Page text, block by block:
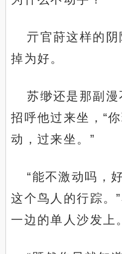
亓官莳这样的
掉为好。
苏缈还是那副漫
招呼他过来坐，“
动，过来坐。”
“能不激动吗，
这个鸟人的行踪。
一边的单人沙发上